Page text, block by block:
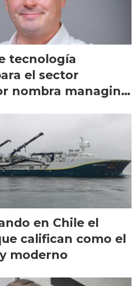
tecnología
el sector
nombra managing
en Chile el
califican como el
moderno